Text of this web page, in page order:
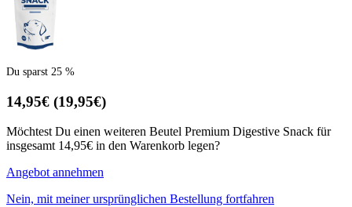
Du sparst 25 %
14,95€ (19,95€)
Möchtest Du einen weiteren Beutel Premium Digestive Snack für
insgesamt 14,95€ in den Warenkorb legen?
Angebot annehmen
Nein, mit meiner ursprünglichen Bestellung fortfahren